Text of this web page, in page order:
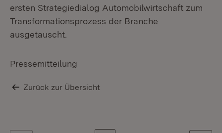
ersten Strategiedialog Automobilwirtschaft zum
Transformationsprozess der Branche
ausgetauscht.
Pressemitteilung
Zurück zur Übersicht